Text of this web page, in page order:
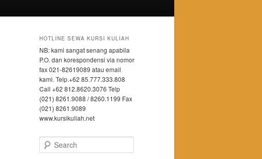
HOTLINE SEWA KURSI KULIAH
NB: kami sangat senang apabila
P.O. dan korespondensi via nomor
fax 021-82619089 atau email
kami. Telp.+62 85.777.333.808
Call +62 812.8620.3076 Telp
(021) 8261.9088 / 8260.1199 Fax
(021) 8261.9089
www.kursikuliah.net
Search